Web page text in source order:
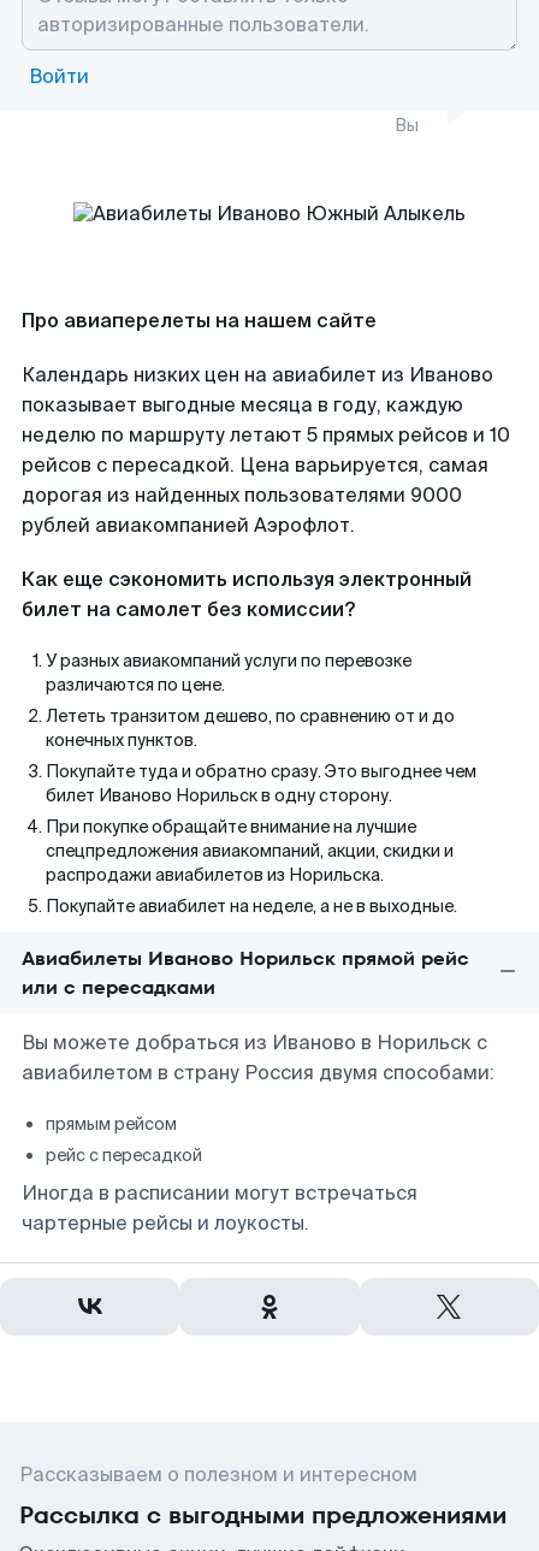
Войти
Вы
Про авиаперелеты на нашем сайте
Календарь низких цен на авиабилет из Иваново
показывает выгодные месяца в году, каждую
неделю по маршруту летают 5 прямых рейсов и 10
рейсов с пересадкой. Цена варьируется, самая
дорогая из найденных пользователями 9000
рублей авиакомпанией Аэрофлот.
Как еще сэкономить используя электронный
билет на самолет без комиссии?
У разных авиакомпаний услуги по перевозке
различаются по цене.
Лететь транзитом дешево, по сравнению от и до
конечных пунктов.
Покупайте туда и обратно сразу. Это выгоднее чем
билет Иваново Норильск в одну сторону.
При покупке обращайте внимание на лучшие
спецпредложения авиакомпаний, акции, скидки и
распродажи авиабилетов из Норильска.
Покупайте авиабилет на неделе, а не в выходные.
Авиабилеты Иваново Норильск прямой рейс
или с пересадками
Вы можете добраться из Иваново в Норильск с
авиабилетом в страну Россия двумя способами:
прямым рейсом
рейс с пересадкой
Иногда в расписании могут встречаться
чартерные рейсы и лоукосты.
Рассказываем о полезном и интересном
Рассылка с выгодными предложениями